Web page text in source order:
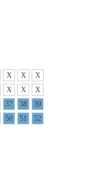
X X
X
X X
X
37 38
39
50 51
52